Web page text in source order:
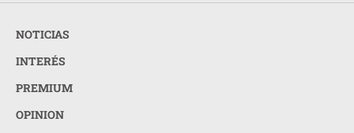
NOTICIAS
INTERÉS
PREMIUM
OPINION